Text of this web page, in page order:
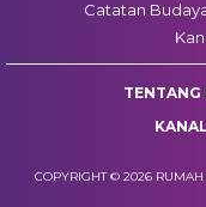
Catatan
TENTANG
COPYRIGHT © 2026